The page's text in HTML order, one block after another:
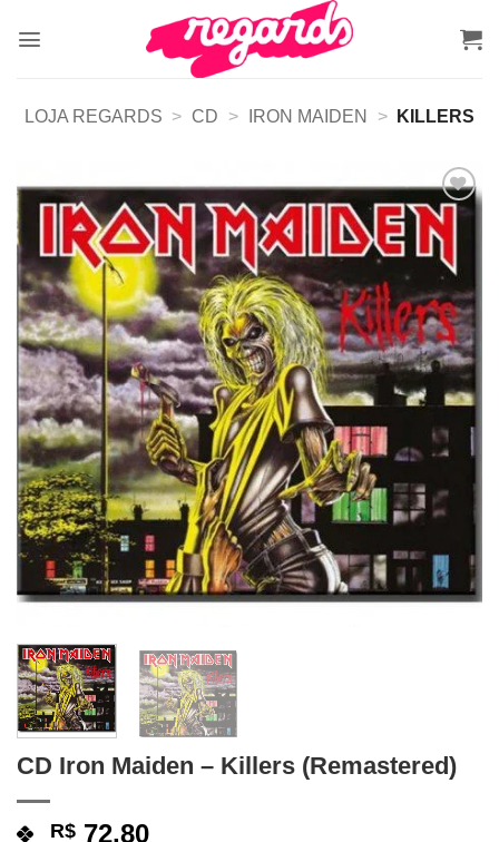
LOJA REGARDS > CD > IRON MAIDEN > KILLERS
Adicionar
a lista de
desejos
CD Iron Maiden – Killers (Remastered)
R$ 72,80